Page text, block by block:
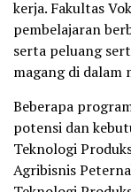
kerja. Fakultas
pembelajaran
serta peluang
magang di dalam
Beberapa
potensi dan
Teknologi
Agribisnis